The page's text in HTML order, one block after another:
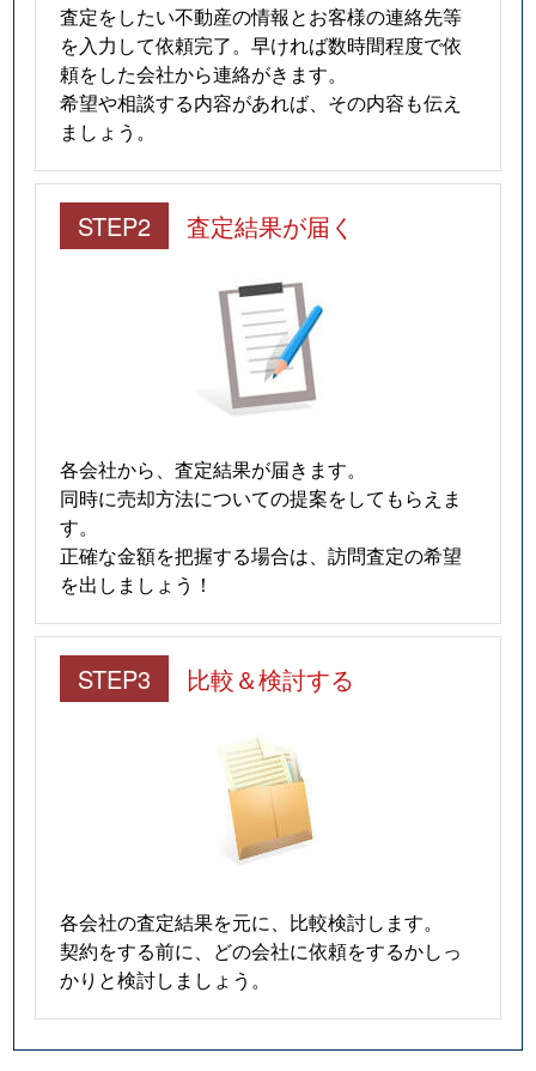
査定をしたい不動産の情報とお客様の連絡先等
を入力して依頼完了。早ければ数時間程度で依
頼をした会社から連絡がきます。
希望や相談する内容があれば、その内容も伝え
ましょう。
STEP2 査定結果が届く
各会社から、査定結果が届きます。
同時に売却方法についての提案をしてもらえま
す。
正確な金額を把握する場合は、訪問査定の希望
を出しましょう！
STEP3 比較＆検討する
各会社の査定結果を元に、比較検討します。
契約をする前に、どの会社に依頼をするかしっ
かりと検討しましょう。